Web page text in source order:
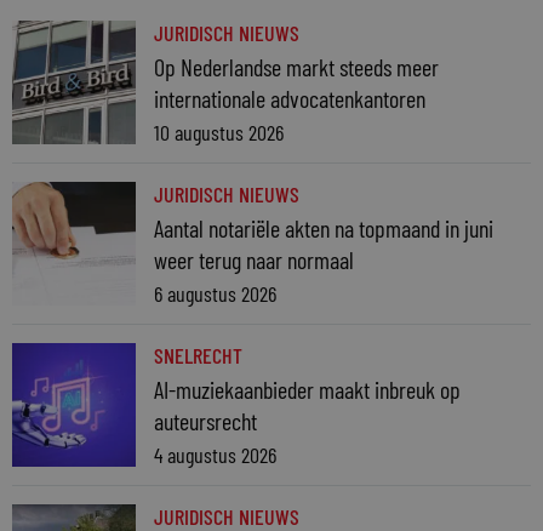
JURIDISCH NIEUWS
Op Nederlandse markt steeds meer
internationale advocatenkantoren
10 augustus 2026
JURIDISCH NIEUWS
Aantal notariële akten na topmaand in juni
weer terug naar normaal
6 augustus 2026
SNELRECHT
AI-muziekaanbieder maakt inbreuk op
auteursrecht
4 augustus 2026
JURIDISCH NIEUWS